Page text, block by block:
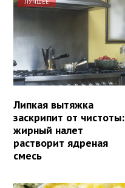
Липкая вытяжка
заскрипит от чистоты:
жирный налет
растворит ядреная
смесь